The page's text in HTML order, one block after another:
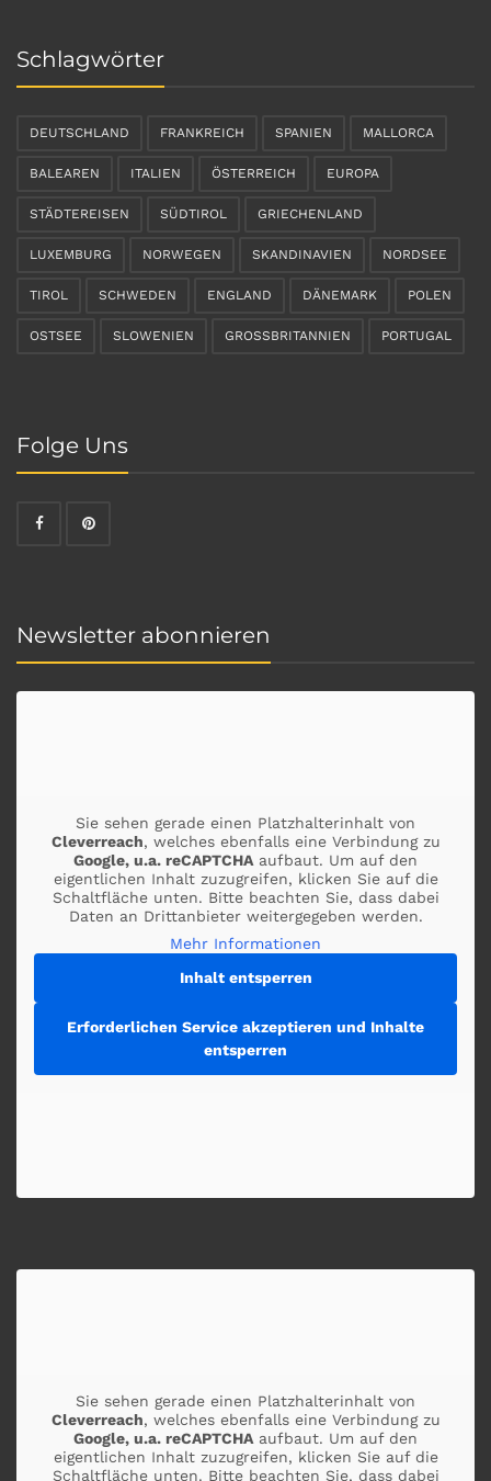
Schlagwörter
DEUTSCHLAND FRANKREICH SPANIEN MALLORCA
BALEAREN ITALIEN ÖSTERREICH EUROPA
STÄDTEREISEN SÜDTIROL GRIECHENLAND
LUXEMBURG NORWEGEN SKANDINAVIEN NORDSEE
TIROL SCHWEDEN ENGLAND DÄNEMARK POLEN
OSTSEE SLOWENIEN GROSSBRITANNIEN PORTUGAL
Folge Uns
Newsletter abonnieren
Sie sehen gerade einen Platzhalterinhalt von
Cleverreach, welches ebenfalls eine Verbindung zu
Google, u.a. reCAPTCHA aufbaut. Um auf den
eigentlichen Inhalt zuzugreifen, klicken Sie auf die
Schaltfläche unten. Bitte beachten Sie, dass dabei
Daten an Drittanbieter weitergegeben werden.
Mehr Informationen
Inhalt entsperren
Erforderlichen Service akzeptieren und Inhalte
entsperren
Sie sehen gerade einen Platzhalterinhalt von
Cleverreach, welches ebenfalls eine Verbindung zu
Google, u.a. reCAPTCHA aufbaut. Um auf den
eigentlichen Inhalt zuzugreifen, klicken Sie auf die
Schaltfläche unten. Bitte beachten Sie, dass dabei